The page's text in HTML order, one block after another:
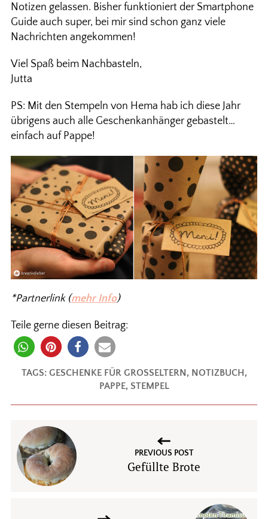
Notizen gelassen. Bisher funktioniert der Smartphone
Guide auch super, bei mir sind schon ganz viele
Nachrichten angekommen!
Viel Spaß beim Nachbasteln,
Jutta
PS: Mit den Stempeln von Hema hab ich diese Jahr
übrigens auch alle Geschenkanhänger gebastelt…
einfach auf Pappe!
*Partnerlink (mehr Info)
Teile gerne diesen Beitrag:
TAGS: GESCHENKE FÜR GROSSELTERN , NOTIZBUCH,
PAPPE, STEMPEL
PREVIOUS POST
Gefüllte Brote